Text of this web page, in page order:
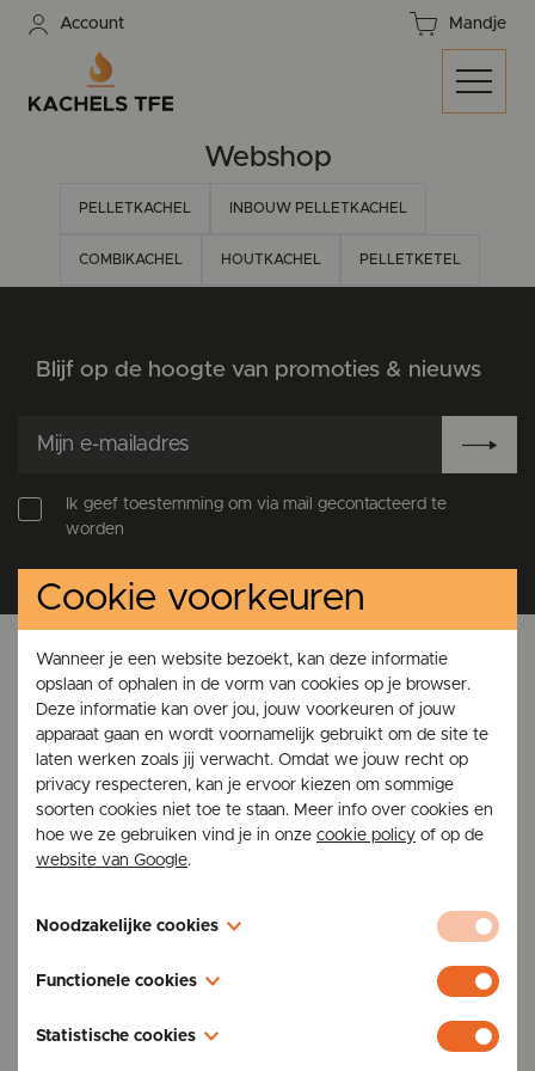
Account Mandje
Webshop
PELLETKACHEL INBOUW PELLETKACHEL
COMBIKACHEL HOUTKACHEL PELLETKETEL
Blijf op de hoogte van promoties & nieuws
Ik geef toestemming om via mail gecontacteerd te
worden
Houtkachels
Kachels TFE
Gentsesteenweg 196,
9300 Aalst
BTW: BE 0475.441.639
Cookie voorkeuren
Wanneer je een website bezoekt, kan deze informatie
opslaan of ophalen in de vorm van cookies op je browser.
Deze informatie kan over jou, jouw voorkeuren of jouw
apparaat gaan en wordt voornamelijk gebruikt om de site te
laten werken zoals jij verwacht. Omdat we jouw recht op
privacy respecteren, kan je ervoor kiezen om sommige
soorten cookies niet toe te staan. Meer info over cookies en
hoe we ze gebruiken vind je in onze cookie policy of op de
website van Google.
Noodzakelijke cookies
Deze cookies zijn nodig voor de werking van de website en
kunnen niet worden uitgeschakeld in onze systemen. U kunt
uw browser instellen om deze cookies te blokkeren of u te
waarschuwen, maar sommige delen van de site zullen dan
Functionele cookies
Deze cookies stellen een website in staat om keuzes te
onthouden die u in het verleden hebt gemaakt, zoals uw
Statistische cookies